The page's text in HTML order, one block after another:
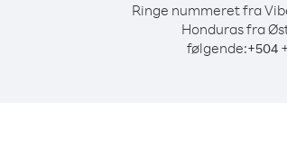
Ringe nummeret fra
Honduras fra
følgende:+504 +